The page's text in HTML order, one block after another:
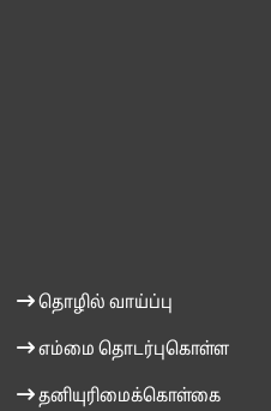
தொழில் வாய்ப்பு
எம்மை தொடர்புகொள்ள
தனியுரிமைக்கொள்கை